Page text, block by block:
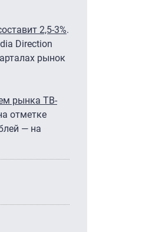
2,5-3%.
Direction
рынок
рынка ТВ-
отметке
— на